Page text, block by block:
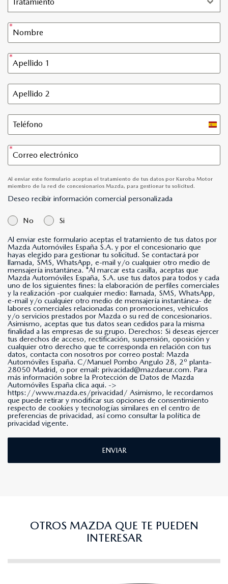
Tratamiento
Spain
+34
Al enviar este formulario aceptas el tratamiento de tus datos por Kuroba Motor
miembro de la red de concesionarios Mazda, para gestionar tu solicitud.
Deseo recibir información comercial personalizada
No Si
Al enviar este formulario aceptas el tratamiento de tus datos por
Mazda Automóviles España S.A. y por el concesionario que
hayas elegido para gestionar tu solicitud. Se contactará por
llamada, SMS, WhatsApp, e-mail y/o cualquier otro medio de
mensajería instantánea. *Al marcar esta casilla, aceptas que
Mazda Automóviles España, S.A. use tus datos para todos y cada
uno de los siguientes fines: la elaboración de perfiles comerciales
y la realización -por cualquier medio: llamada, SMS, WhatsApp,
e-mail y/o cualquier otro medio de mensajería instantánea- de
labores comerciales relacionadas con promociones, vehículos
y/o servicios prestados por Mazda o su red de concesionarios.
Asimismo, aceptas que tus datos sean cedidos para la misma
finalidad a las empresas de su grupo. Derechos: Si deseas ejercer
tus derechos de acceso, rectificación, suspensión, oposición y
cualquier otro derecho que te corresponda en relación con tus
datos, contacta con nosotros por correo postal: Mazda
Automóviles España. C/Manuel Pombo Angulo 28, 2º planta-
28050 Madrid, o por email: privacidad@mazdaeur.com. Para
más información sobre la Protección de Datos de Mazda
Automóviles España clica aqui. ->
https://www.mazda.es/privacidad/
que puede retirar y modificar sus opciones de consentimiento
respecto de cookies y tecnologías similares en el centro de
preferencias de privacidad, así como consultar la política de
privacidad vigente.
ENVIAR
OTROS MAZDA QUE TE PUEDEN
INTERESAR